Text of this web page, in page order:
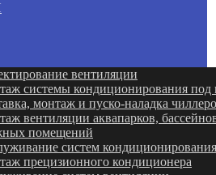
вентиляции
системы кондиционирования под
монтаж и пуско-наладка
вентиляции аквапарков,
помещений
систем кондиционирования
прецизионного кондиционера